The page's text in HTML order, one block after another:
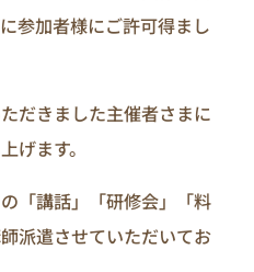
参加者様にご許可得まし
だきました主催者さまに
げます。
「講話」「研修会」「料
派遣させていただいてお